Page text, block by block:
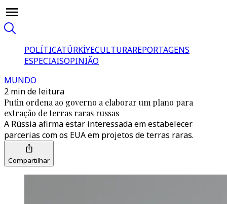
POLÍTICATÜRKİYECULTURAREPORTAGENS
ESPECIAISOPINIÃO
MUNDO
2 min de leitura
Putin ordena ao governo a elaborar um plano para
extração de terras raras russas
A Rússia afirma estar interessada em estabelecer
parcerias com os EUA em projetos de terras raras.
Compartilhar